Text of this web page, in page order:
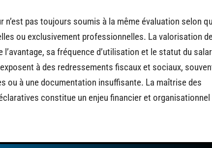
n’est pas toujours soumis à la même évaluation selon
ou exclusivement professionnelles. La valorisation
sa fréquence d’utilisation et le statut du
à des redressements fiscaux et sociaux,
ou à une documentation insuffisante. La maîtrise des
constitue un enjeu financier et organisationnel